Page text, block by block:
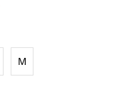
M